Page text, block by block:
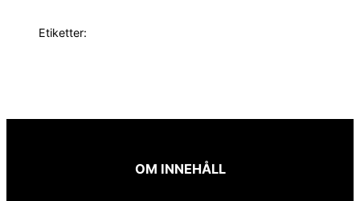
Etiketter:
OM INNEHÅLL